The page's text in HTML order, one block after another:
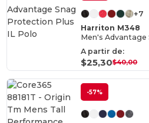
+7
Harriton M348
A partir de:
$25,30$40,00
-57%